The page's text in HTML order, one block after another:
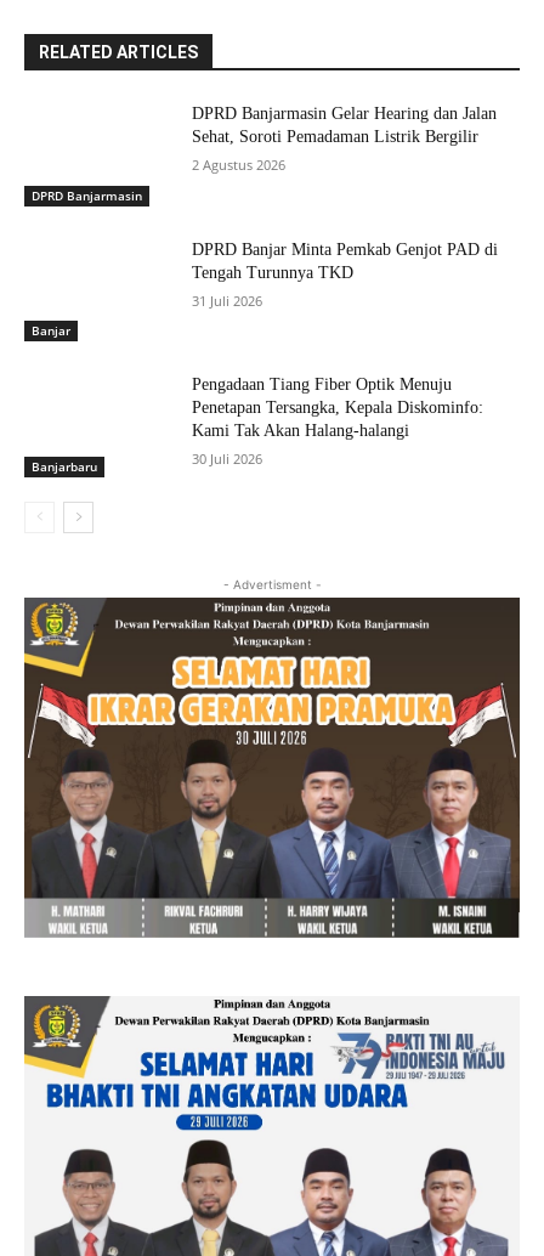
RELATED ARTICLES
DPRD Banjarmasin
DPRD Banjarmasin Gelar Hearing dan Jalan
Sehat, Soroti Pemadaman Listrik Bergilir
2 Agustus 2026
Banjar
DPRD Banjar Minta Pemkab Genjot PAD di
Tengah Turunnya TKD
31 Juli 2026
Banjarbaru
Pengadaan Tiang Fiber Optik Menuju
Penetapan Tersangka, Kepala Diskominfo:
Kami Tak Akan Halang-halangi
30 Juli 2026
- Advertisment -